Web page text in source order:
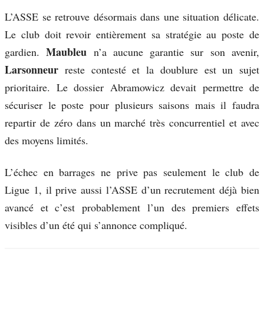
L’ASSE se retrouve désormais dans une situation délicate.
Le club doit revoir entièrement sa stratégie au poste de
gardien.Maubleu n’a aucune garantie sur son avenir,
Larsonneur reste contesté et la doublure est un sujet
prioritaire. Le dossier Abramowicz devait permettre de
sécuriser le poste pour plusieurs saisons mais il faudra
repartir de zéro dans un marché très concurrentiel et avec
des moyens limités.
L’échec en barrages ne prive pas seulement le club de
Ligue 1, il prive aussi l’ASSE d’un recrutement déjà bien
avancé et c’est probablement l’un des premiers effets
visibles d’un été qui s’annonce compliqué.